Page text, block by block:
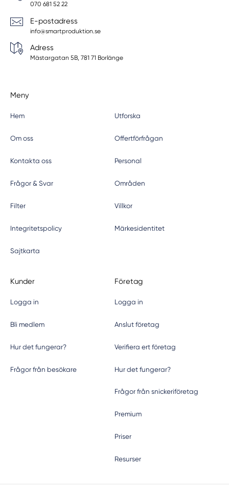
070 681 52 22
E-postadress
info@smartproduktion.se
Adress
Mästargatan 5B, 781 71 Borlänge
Meny
Hem Utforska
Om oss Offertförfrågan
Kontakta oss Personal
Frågor & Svar Områden
Filter Villkor
Integritetspolicy Märkesidentitet
Sajtkarta
Kunder
Logga in
Bli medlem
Hur det fungerar?
Frågor från besökare
Företag
Logga in
Anslut företag
Verifiera ert företag
Hur det fungerar?
Frågor från snickeriföretag
Premium
Priser
Resurser